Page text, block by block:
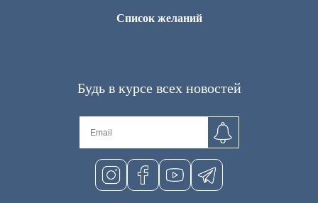
Список желаний
Будь в курсе всех новостей